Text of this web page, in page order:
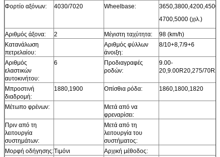
Φορτίο αξόνων: 4030/7020 Wheelbase:
3650,3800,4200,4500,
4700,5000 (χιλ.)
Αριθμός άξονα: 2 Μέγιστη ταχύτητα:
98 (km/h)
Κατανάλωση
πετρελαίου:
Αριθμός φύλλων
άνοιξη:
8/10+8,7/9+6
Αριθμός
ελαστικών
αυτοκινήτου:
6
Προδιαγραφές
ροδών:
9.00-
20,9.00R20,275/
Μπροστινή
διαδρομή:
1880,1900 Οπίσθια ρόδα: 1860,1800,1820
Μέτωπο φρένων:
Μετά από να
φρεναρίσει:
Πριν από τη
λειτουργία
συστημάτων:
Μετά από τη
λειτουργία του
συστήματος:
Μορφή οδήγησης:Τιμόνι
Αρχική μέθοδος: